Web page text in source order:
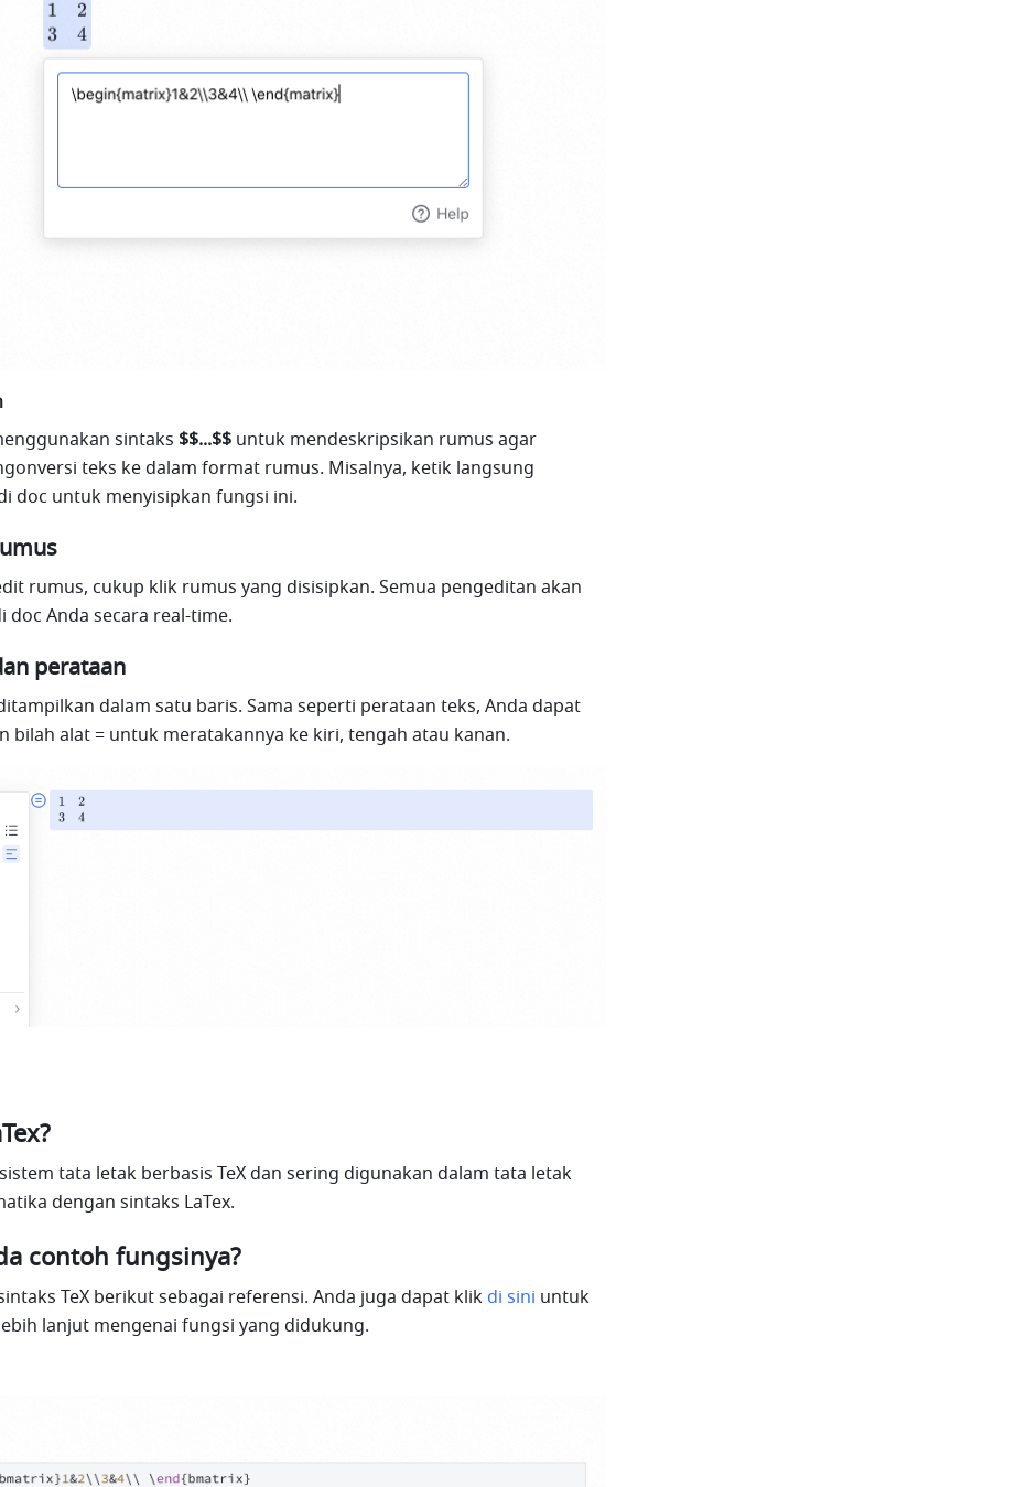
sintaks $$...$$ untuk mendeskripsikan rumus agar
doc untuk menyisipkan fungsi ini.
rumus, cukup klik rumus yang disisipkan. Semua pengeditan akan
doc Anda secara real-time.
perataan
dalam satu baris. Sama seperti perataan teks, Anda dapat
bilah alat = untuk meratakannya ke kiri, tengah atau kanan.
tata letak berbasis TeX dan sering digunakan dalam tata letak
dengan sintaks LaTex.
contoh fungsinya?
TeX berikut sebagai referensi. Anda juga dapat klik di sini untuk
lanjut mengenai fungsi yang didukung.